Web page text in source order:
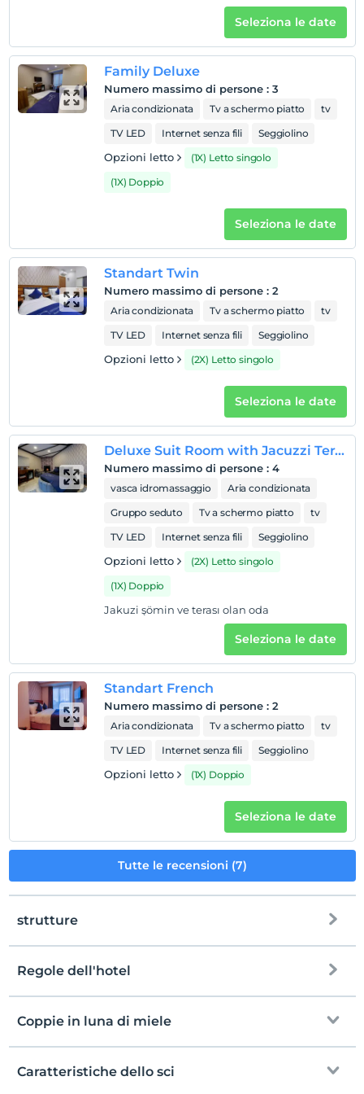
Seleziona le date
Family Deluxe
Numero massimo di persone : 3
Aria condizionata Tv a schermo piatto
tv
TV LED
Internet senza fili Seggiolino
Opzioni letto
(1X) Letto singolo
(1X) Doppio
Seleziona le date
Standart Twin
Numero massimo di persone : 2
Aria condizionata Tv a schermo piatto
tv
TV LED
Internet senza fili Seggiolino
Opzioni letto (2X) Letto singolo
Seleziona le date
Deluxe Suit Room with Jacuzzi Teras
Numero massimo di persone : 4
vasca idromassaggio
Aria condizionata
Gruppo seduto
Tv a schermo piatto
tv
TV LED
Internet senza fili Seggiolino
Opzioni letto
(2X) Letto singolo
(1X) Doppio
Jakuzi şömin ve terası olan oda
Seleziona le date
Standart French
Numero massimo di persone : 2
Aria condizionata Tv a schermo piatto
tv
TV LED
Internet senza fili Seggiolino
Opzioni letto (1X) Doppio
Seleziona le date
Tutte le recensioni (7)
strutture
Gratuito Wi-Fi
Regole dell'hotel
registrare
En erken saat 15:00 ve sonrası
Guardare
Coppie in luna di miele
Una mattina servizio di colazione in
Caratteristiche dello sci